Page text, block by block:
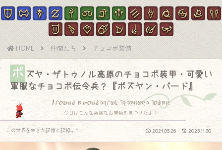
HOME 仲間たち チョコボ装備
ボ ズヤ・ザトゥノル高原のチョコボ装甲・可愛い
軍服なチョコボ伝令兵？『ボズヤン・バード』
I found a wonderful treasure today.
今日はこんな素敵なお宝物を見つけたよ！
2021.05.26 2025.11.30
この世界を生きた記憶と記録.｡.:*